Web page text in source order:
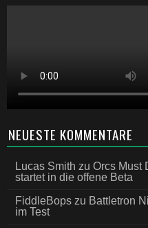
NEUESTE KOMMENTARE
Lucas Smith zu Orcs Must
startet in die offene Beta
FiddleBops zu Battletron
im Test